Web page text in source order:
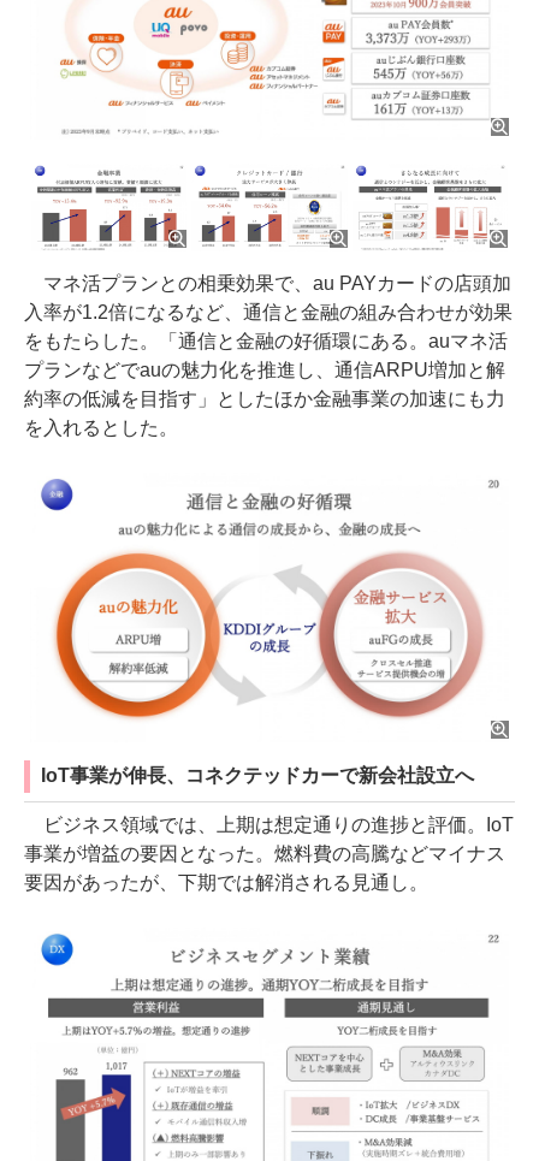
マネ活プランとの相乗効果で、au PAYカードの店頭加
入率が1.2倍になるなど、通信と金融の組み合わせが効果
をもたらした。「通信と金融の好循環にある。auマネ活
プランなどでauの魅力化を推進し、通信ARPU増加と解
約率の低減を目指す」としたほか金融事業の加速にも力
を入れるとした。
IoT事業が伸長、コネクテッドカーで新会社設立へ
ビジネス領域では、上期は想定通りの進捗と評価。IoT
事業が増益の要因となった。燃料費の高騰などマイナス
要因があったが、下期では解消される見通し。